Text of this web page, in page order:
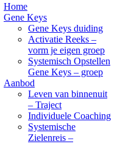
Home
Gene Keys
Gene Keys duiding
Activatie Reeks –
vorm je eigen groep
Systemisch Opstellen
Gene Keys – groep
Aanbod
Leven van binnenuit
– Traject
Individuele Coaching
Systemische
Zielenreis –